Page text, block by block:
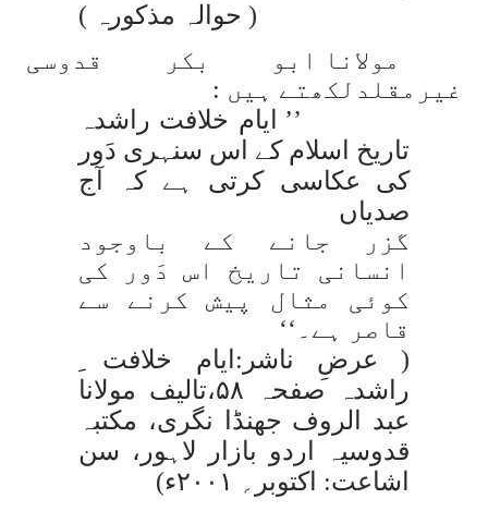
( حوالہ مذکورہ )
مولانا ابو بکر قدوسی
غیرمقلدلکھتے ہیں :
’’ ایام خلافت راشدہ
تاریخ اسلام کے اس سنہری دَور
کی عکاسی کرتی ہے کہ آج
صدیاں
گزر جانے کے باوجود
انسانی تاریخ اس دَور کی
کوئی مثال پیش کرنے سے
قاصر ہے۔‘‘
( عرضِ ناشر:ایام خلافت ِ
راشدہ صفحہ ۵۸،تالیف مولانا
عبد الروف جھنڈا نگری، مکتبہ
قدوسیہ
اردو بازار لاہور، سن
اشاعت: اکتوبر؍ ۲۰۰۱ء)